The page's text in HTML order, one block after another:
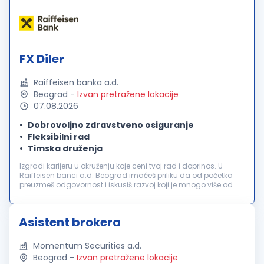
FX Diler
Raiffeisen banka a.d.
Beograd - Izvan pretražene lokacije
07.08.2026
Dobrovoljno zdravstveno osiguranje
Fleksibilni rad
Timska druženja
Izgradi karijeru u okruženju koje ceni tvoj rad i doprinos. U
Raiffeisen banci a.d. Beograd imaćeš priliku da od početka
preuzmeš odgovornost i iskusiš razvoj koji je mnogo više od
zadržim...
Asistent brokera
Momentum Securities a.d.
Beograd - Izvan pretražene lokacije